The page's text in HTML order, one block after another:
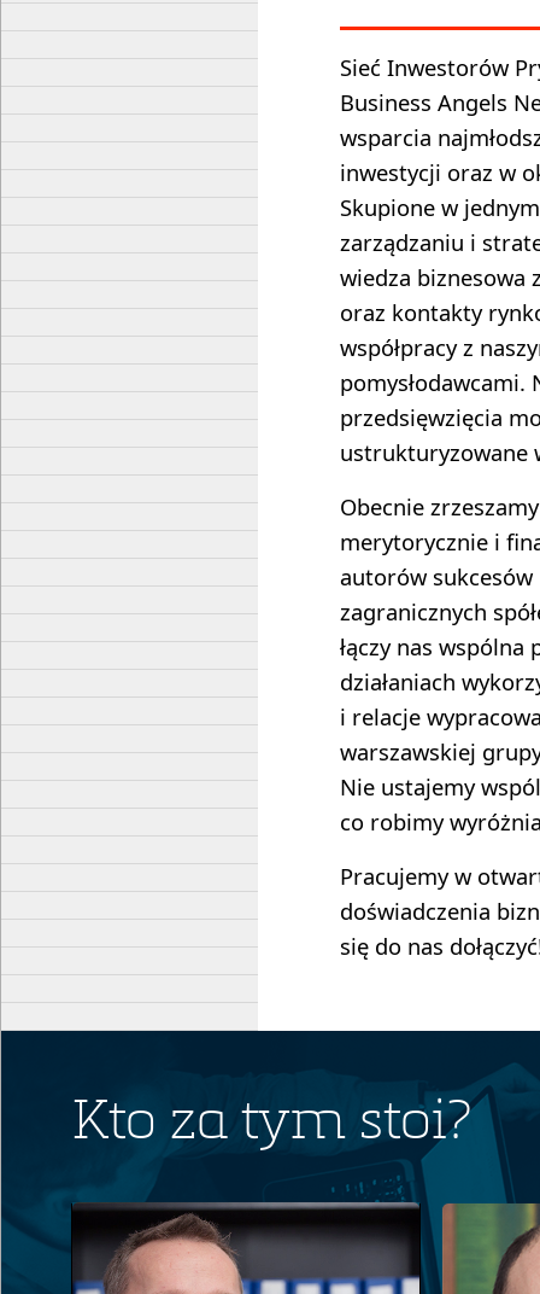
Sieć Inwestorów
Business Angels
wsparcia
inwestycji oraz w
Skupione w
zarządzaniu i
wiedza biznesowa
oraz kontakty
współpracy z
pomysłodawcami.
przedsięwzięcia
ustrukturyzowane
Obecnie
merytorycznie i
autorów
zagranicznych
łączy nas
działaniach
i relacje
warszawskiej
Nie ustajemy
co robimy
Pracujemy w
doświadczenia
się do nas
Kto za tym stoi?